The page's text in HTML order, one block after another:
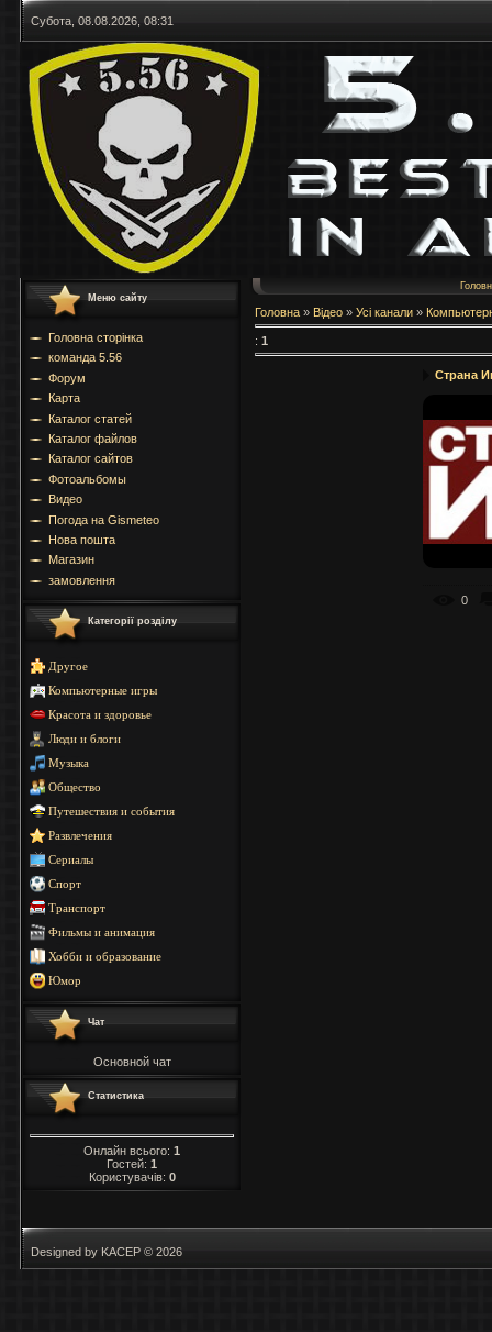
Субота, 08.08.2026, 08:31
Меню сайту
Головна сторінка
команда 5.56
Форум
Карта
Каталог статей
Каталог файлов
Каталог сайтов
Фотоальбомы
Видео
Погода на Gismeteo
Нова пошта
Магазин
замовлення
Категорії розділу
Другое
Компьютерные игры
Красота и здоровье
Люди и блоги
Музыка
Общество
Путешествия и события
Развлечения
Сериалы
Спорт
Транспорт
Фильмы и анимация
Хобби и образование
Юмор
Чат
Основной чат
Статистика
Онлайн всього: 1
Гостей: 1
Користувачів: 0
Головна » Відео » Усі канали »
: 1
Страна
0
Designed by KACEP © 2026